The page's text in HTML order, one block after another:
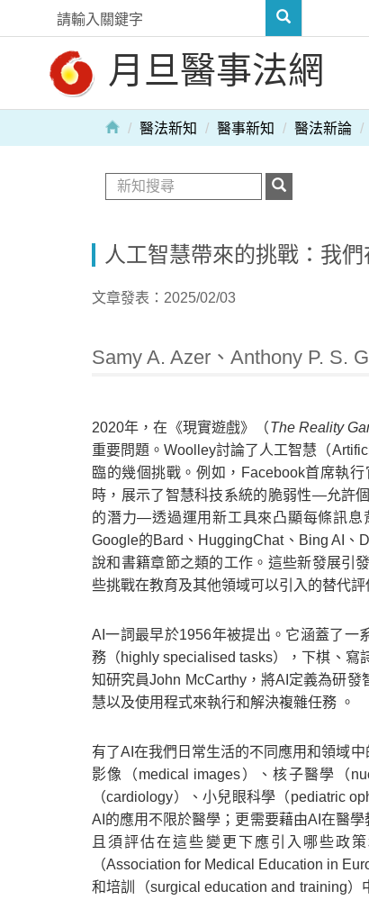
月旦醫事法網
Home
醫法新知 醫事新知 醫法新論
人工智慧帶來的挑戰：我
文章發表：2025/02/03
Samy A. Azer、Anthony P. S.
2020年，在《現實遊戲》（The Reality
重要問題。Woolley討論了人工智慧（
臨的幾個挑戰。例如，Facebook首席執
時，展示了智慧科技系統的脆弱性—允許
的潛力—透過運用新工具來凸顯每條訊息
Google的Bard、HuggingChat、Bing AI、
說和書籍章節之類的工作。這些新發展引
些挑戰在教育及其他領域可以引入的替代評
AI一詞最早於1956年被提出。它涵蓋了一
務（highly specialised tasks），下棋、寫
知研究員John McCarthy，將AI定義為研
慧以及使用程式來執行和解決複雜任務 。
有了AI在我們日常生活的不同應用和領域
影像（medical images）、核子醫學（
（cardiology）、小兒眼科學（pediatric
AI的應用不限於醫學；更需要藉由AI在醫
且須評估在這些變更下應引入哪些政
（Association for Medical Education in
和培訓（surgical education and training